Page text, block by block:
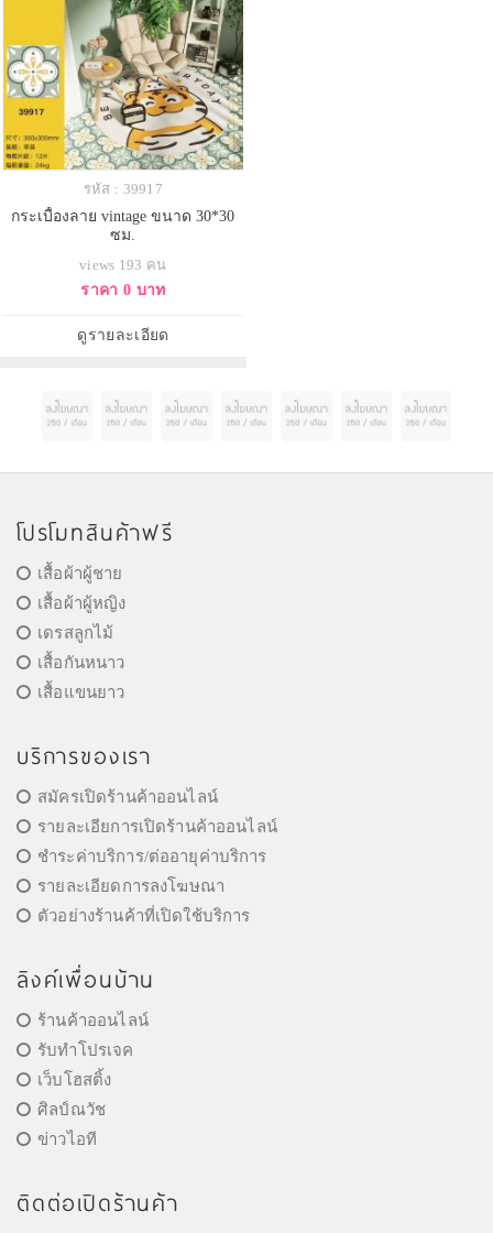
รหัส : 39917
กระเบื้องลาย vintage ขนาด 30*30
ซม.
views 193 คน
ราคา 0 บาท
ดูรายละเอียด
โปรโมทสินค้าฟรี
เสื้อผ้าผู้ชาย
เสื้อผ้าผู้หญิง
เดรสลูกไม้
เสื้อกันหนาว
เสื้อแขนยาว
บริการของเรา
สมัครเปิดร้านค้าออนไลน์
รายละเอียการเปิดร้านค้าออนไลน์
ชำระค่าบริการ/ต่ออายุค่าบริการ
รายละเอียดการลงโฆษณา
ตัวอย่างร้านค้าที่เปิดใช้บริการ
ลิงค์เพื่อนบ้าน
ร้านค้าออนไลน์
รับทำโปรเจค
เว็บโฮสติ้ง
ศิลป์ณวัช
ข่าวไอที
ติดต่อเปิดร้านค้า